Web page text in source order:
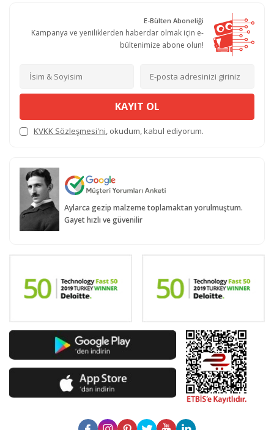
E-Bülten Aboneliği
Kampanya ve yeniliklerden haberdar olmak için e-
bültenimize abone olun!
KAYIT OL
KVKK Sözleşmesi'ni, okudum, kabul ediyorum.
Aylarca gezip malzeme toplamaktan yorulmuştum.
Gayet hızlı ve güvenilir